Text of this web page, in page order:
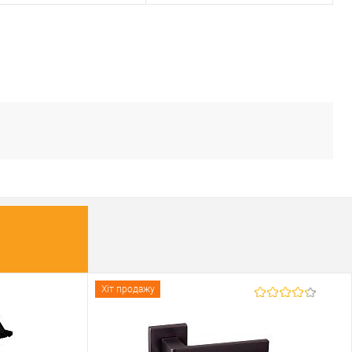
дверей
виробник
Китай
Хіт продажу